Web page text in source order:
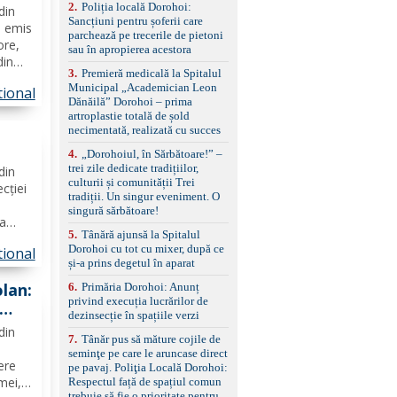
emis
și
reglaj lombar electric
pentru șofer și pasager
Volan multifuncțional
îmbrăcat în piele, cu
treptelor Adaptive cruise
control, asistent
schimbare bandă și
menținere bandă Faruri
bi-xenon adaptive cu
funcție Cornering,
asistent fază lungă
automată , lumini de zi
LED, proiectoare ceață
LED, spălătoare faruri
față/spate, cameră
marșarier Keyless entry
& start, geamuri electrice
electrice, încălzite și
rabatabile Sistem hands-
free, Bluetooth, USB
Sistem start/stop, frână
de parcare electrică,
anvelope vară runflat
Control presiune pneuri,
filtru de particule,
2. Poliția locală Dorohoi:
Sancțiuni pentru șoferii care
parchează pe trecerile de pietoni
sau în apropierea acestora
3. Premieră medicală la Spitalul
Municipal „Academician Leon
Dănăilă” Dorohoi – prima
artroplastie totală de șold
necimentată, realizată cu succes
4.
„Dorohoiul, în Sărbătoare!” –
trei zile dedicate tradițiilor,
culturii și comunității Trei
tradiții. Un singur eveniment. O
singură sărbătoare!
5. Tânără ajunsă la Spitalul
Dorohoi cu tot cu mixer, după ce
și-a prins degetul în aparat
6. Primăria Dorohoi: Anunț
privind execuția lucrărilor de
dezinsecție în spațiile verzi
7. Tânăr pus să măture cojile de
seminţe pe care le aruncase direct
pe pavaj. Poliţia Locală Dorohoi:
Respectul față de spațiul comun